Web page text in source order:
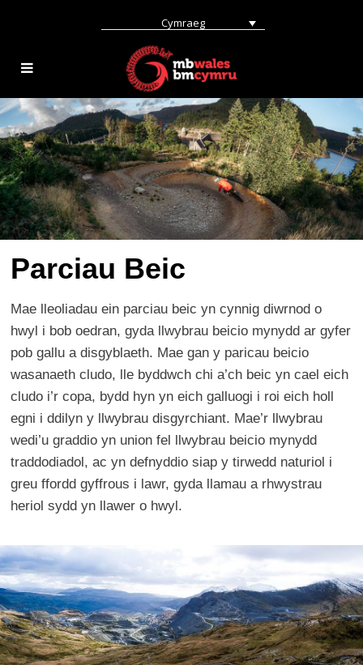
Cymraeg
Parciau Beic
Mae lleoliadau ein parciau beic yn cynnig diwrnod o
hwyl i bob oedran, gyda llwybrau beicio mynydd ar gyfer
pob gallu a disgyblaeth. Mae gan y paricau beicio
wasanaeth cludo, lle byddwch chi a’ch beic yn cael eich
cludo i’r copa, bydd hyn yn eich galluogi i roi eich holl
egni i ddilyn y llwybrau disgyrchiant. Mae’r llwybrau
wedi’u graddio yn union fel llwybrau beicio mynydd
traddodiadol, ac yn defnyddio siap y tirwedd naturiol i
greu ffordd gyffrous i lawr, gyda llamau a rhwystrau
heriol sydd yn llawer o hwyl.